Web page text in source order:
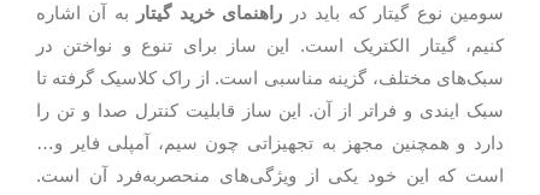
سومین نوع گیتار که باید در راهنمای خرید گیتار
به آن اشاره
کنیم، گیتار الکتریک است. این ساز برای تنوع و نواختن در
سبک‌های مختلف، گزینه مناسبی است. از راک کلاسیک گرفته تا
سبک ایندی و فراتر از آن. این ساز قابلیت کنترل صدا و تن را
دارد و همچنین مجهز به تجهیزاتی چون سیم، آمپلی فایر و…
است که این خود یکی از ویژگی‌های منحصربه‌فرد آن است.